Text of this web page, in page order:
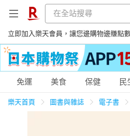
立即加入樂天會員，讓您邊購物邊賺點數
購物網分類
免運 美食 保健 民
樂天首頁 圖書與雜誌 電子書